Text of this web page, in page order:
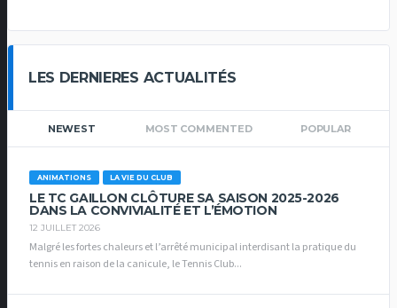
LES DERNIERES ACTUALITÉS
NEWEST MOST COMMENTED POPULAR
ANIMATIONS LA VIE DU CLUB
LE TC GAILLON CLÔTURE SA SAISON 2025-2026
DANS LA CONVIVIALITÉ ET L’ÉMOTION
12 JUILLET 2026
Malgré les fortes chaleurs et l’arrêté municipal interdisant la pratique du
tennis en raison de la canicule, le Tennis Club...